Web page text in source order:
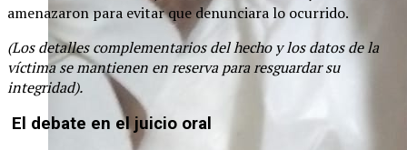
amenazaron para evitar que denunciara lo ocurrido.
(Los detalles complementarios del hecho y los datos de la
víctima se mantienen en reserva para resguardar su
integridad).
El debate en el juicio oral